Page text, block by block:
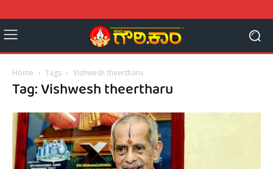
Home Tags Vishwesh theertharu
Tag: Vishwesh theertharu